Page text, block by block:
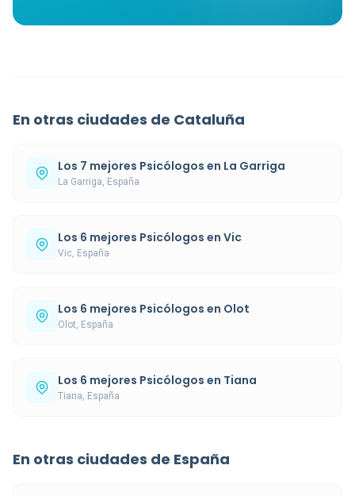
En otras ciudades de Cataluña
Los 7 mejores Psicólogos en La Garriga
La Garriga, España
Los 6 mejores Psicólogos en Vic
Vic, España
Los 6 mejores Psicólogos en Olot
Olot, España
Los 6 mejores Psicólogos en Tiana
Tiana, España
En otras ciudades de España